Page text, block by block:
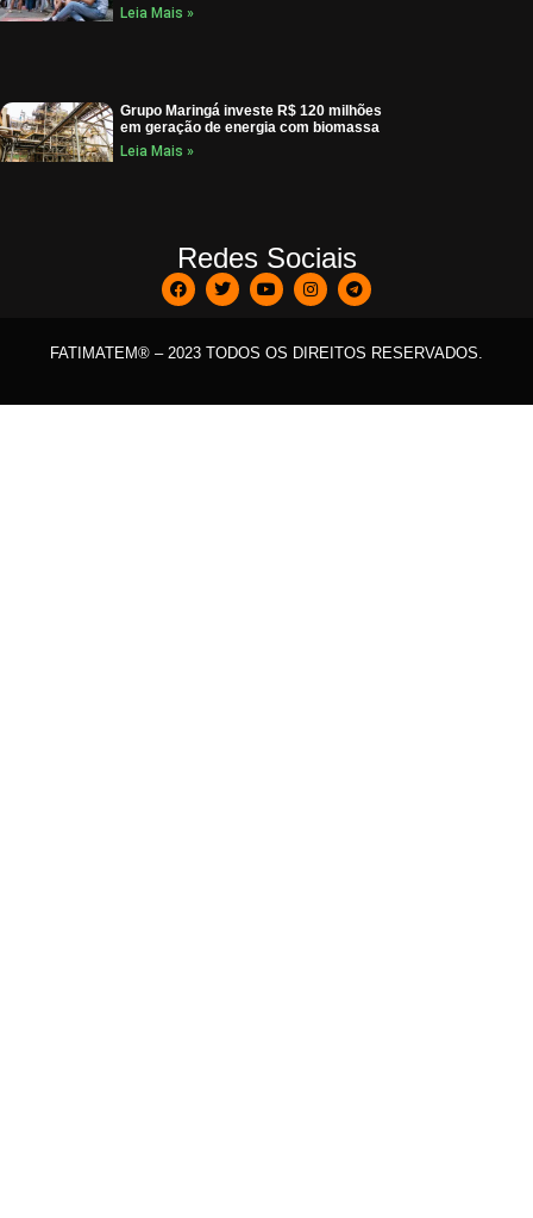
Leia Mais »
Grupo Maringá investe R$ 120 milhões
em geração de energia com biomassa
Leia Mais »
Redes Sociais
FATIMATEM® – 2023 TODOS OS DIREITOS RESERVADOS.